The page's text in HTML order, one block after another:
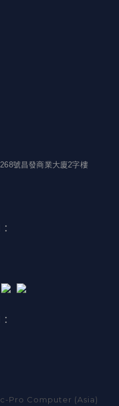
號昌發商業大廈2字樓
Pro Computer (Asia)